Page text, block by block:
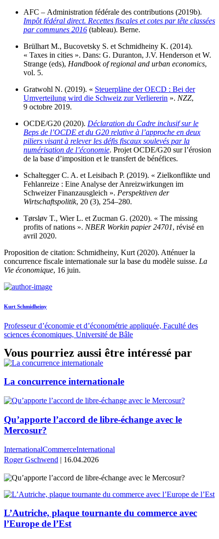
AFC – Administration fédérale des contributions (2019b).
Impôt fédéral direct. Recettes fiscales et cotes par tête classées
par communes 2016 (tableau). Berne.
Brülhart M., Bucovetsky S. et Schmidheiny K. (2014).
« Taxes in cities ». Dans: G. Duranton, J.V. Henderson et W.
Strange (eds), Handbook of regional and urban economics,
vol. 5.
Gratwohl N. (2019). « Steuerpläne der OECD : Bei der
Umverteilung wird die Schweiz zur Verliererin ». NZZ,
9 octobre 2019.
OCDE/G20 (2020). Déclaration du Cadre inclusif sur le
Beps de l’OCDE et du G20 relative à l’approche en deux
piliers visant à relever les défis fiscaux soulevés par la
numérisation de l’économie. Projet OCDE/G20 sur l’érosion
de la base d’imposition et le transfert de bénéfices.
Schaltegger C. A. et Leisibach P. (2019). « Zielkonflikte und
Fehlanreize : Eine Analyse der Anreizwirkungen im
Schweizer Finanzausgleich ». Perspektiven der
Wirtschaftspolitik, 20 (3), 254–280.
Tørsløv T., Wier L. et Zucman G. (2020). « The missing
profits of nations ». NBER Workin papier 24701, révisé en
avril 2020.
Proposition de citation: Schmidheiny, Kurt (2020). Atténuer la
concurrence fiscale internationale sur la base du modèle suisse. La
Vie économique, 16 juin.
Kurt Schmidheiny
Professeur d’économie et d’économétrie appliquée, Faculté des
sciences économiques, Université de Bâle
Vous pourriez aussi être intéressé par
La concurrence internationale
Qu’apporte l’accord de libre-échange avec le
Mercosur?
InternationalCommerceInternational
Roger Gschwend | 16.04.2026
L’Autriche, plaque tournante du commerce avec
l’Europe de l’Est